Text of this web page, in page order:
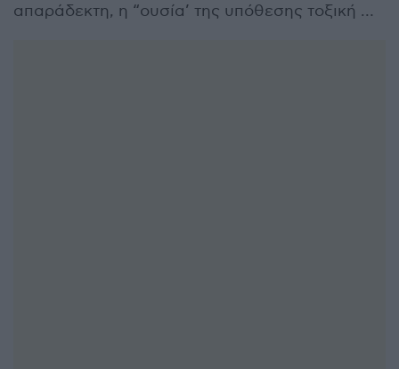
απαράδεκτη, η “ουσία’ της υπόθεσης τοξική …